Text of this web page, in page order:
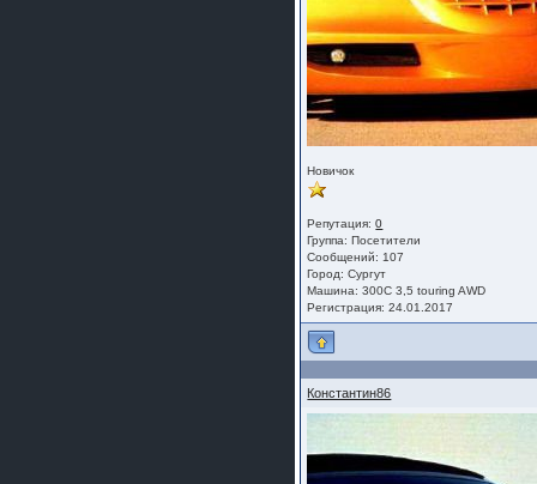
Новичок
Репутация:0
Группа:Посетители
Сообщений: 107
Город: Сургут
Машина: 300C 3,5 touring AWD
Регистрация: 24.01.2017
Константин86